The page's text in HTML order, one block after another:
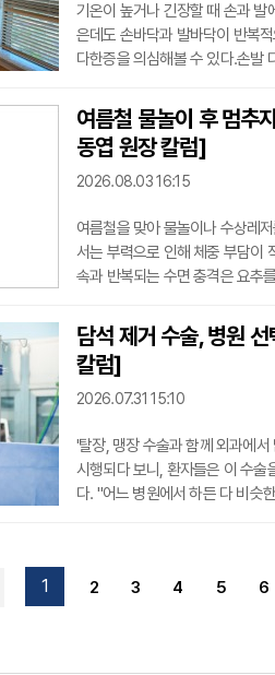
기온이 높거나 긴장할 때 손과 발
은데도 손바닥과 발바닥이 반복
다한증을 의심해볼 수 있다.손발
다루기 어렵고, 필기할 때 종이
워해 대인관계에서 위축되는 사
로 인해 미끄
여름철 물놀이 후 멈추
동엽 원장 칼럼]
2026.08.03 16:15
여름철을 맞아 물놀이나 수상레
서는 부력으로 인해 체중 부담이
속과 반복되는 수면 충격은 요추
요하다. 수면 위를 고속으로 달
척추 뼈 사이의 디스크(추간판)
거나
담석 제거 수술, 병원
칼럼]
2026.07.31 15:10
'탈장, 맹장 수술과 함께 외과에
시행되다 보니, 환자들은 이 수술
다. "어느 병원에서 하든 다 비슷
1 2 3 4 5 6